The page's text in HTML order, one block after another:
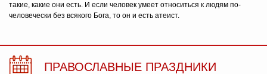
такие, какие они есть. И если человек умеет относиться к людям по-
человечески без всякого Бога, то он и есть атеист.
ПРАВОСЛАВНЫЕ ПРАЗДНИКИ